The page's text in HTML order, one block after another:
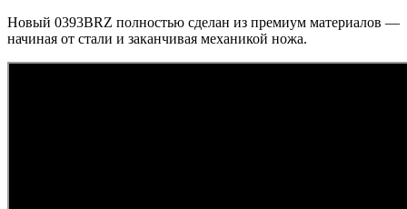
Новый 0393BRZ полностью сделан из премиум материалов —
начиная от стали и заканчивая механикой ножа.